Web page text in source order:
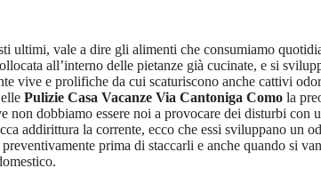
vale a dire gli alimenti che consumiamo
all’interno delle pietanze già cucinate, e si
vive e prolifiche da cui scaturiscono anche cattivi
Pulizie Casa Vacanze Via Cantoniga Como la
dobbiamo essere noi a provocare dei disturbi con
addirittura la corrente, ecco che essi sviluppano un
prima di staccarli e anche quando si